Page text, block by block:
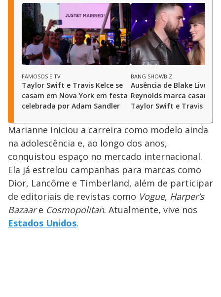
FAMOSOS E TV
Taylor Swift e Travis Kelce se
casam em Nova York em festa
celebrada por Adam Sandler
BANG SHOWBIZ
Ausência de Blake Lively e
Reynolds marca
Taylor Swift e Travis
Marianne iniciou a carreira como modelo ainda
na adolescência e, ao longo dos anos,
conquistou espaço no mercado internacional.
Ela já estrelou campanhas para marcas como
Dior, Lancôme e Timberland, além de participar
de editoriais de revistas como Vogue, Harper’s
Bazaare Cosmopolitan. Atualmente, vive nos
Estados Unidos.